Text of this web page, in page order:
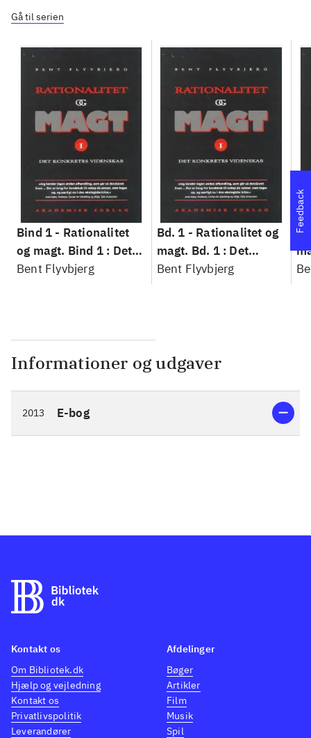
Gå til serien
Bind 1 - Rationalitet
og magt. Bind 1 : Det
konkretes videnskab
Bent Flyvbjerg
Bd. 1 - Rationalitet og
magt. Bd. 1 : Det
konkretes videnskab
Bent Flyvbjerg
Informationer og udgaver
2013 E-bog
Feedback
Kontakt os
Om Bibliotek.dk
Hjælp og vejledning
Kontakt os
Privatlivspolitik
Leverandører
Afdelinger
Bøger
Artikler
Film
Musik
Spil